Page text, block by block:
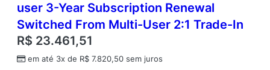
user 3-Year Subscription Renewal
Switched From Multi-User 2:1 Trade-In
R$ 23.461,51
em até 3x de R$ 7.820,50 sem juros